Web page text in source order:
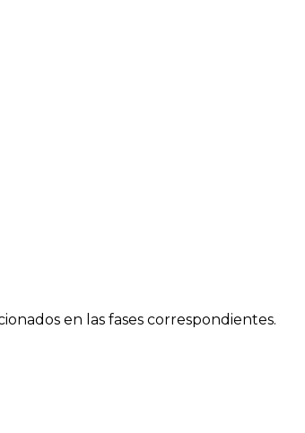
en las fases correspondientes.